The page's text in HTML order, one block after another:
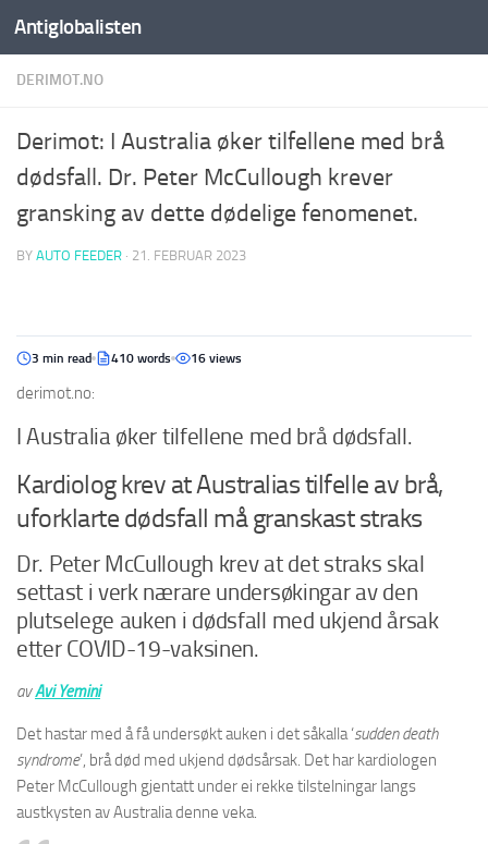
Antiglobalisten
DERIMOT.NO
Derimot: I Australia øker tilfellene med brå
dødsfall. Dr. Peter McCullough krever
gransking av dette dødelige fenomenet.
BY AUTO FEEDER · 21. FEBRUAR 2023
3 min read 410 words 16 views
derimot.no:
I Australia øker tilfellene med brå dødsfall.
Kardiolog krev at Australias tilfelle av brå,
uforklarte dødsfall må granskast straks
Dr. Peter McCullough krev at det straks skal
settast i verk nærare undersøkingar av den
plutselege auken i dødsfall med ukjend årsak
etter COVID-19-vaksinen.
avAvi Yemini
Det hastar med å få undersøkt auken i det såkalla ‘sudden death
syndrome’, brå død med ukjend dødsårsak. Det har kardiologen
Peter McCullough gjentatt under ei rekke tilstelningar langs
austkysten av Australia denne veka.